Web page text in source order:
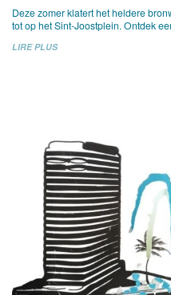
Deze zomer klatert het heldere
tot op het Sint-Joostplein. Ontdek
LIRE PLUS